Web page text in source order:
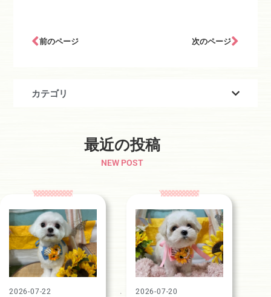
前のページ 次のページ
カテゴリ
最近の投稿
NEW POST
2026-07-22 2026-07-20